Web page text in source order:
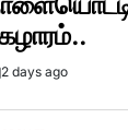
2 days ago